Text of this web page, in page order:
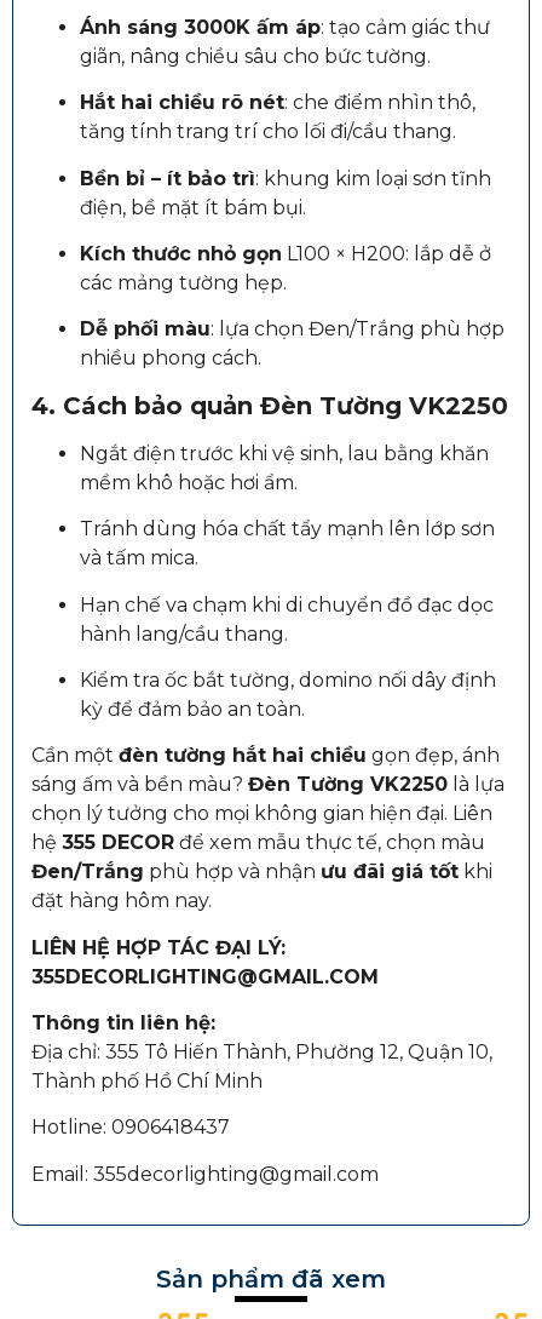
Ánh sáng 3000K ấm áp: tạo cảm giác thư
giãn, nâng chiều sâu cho bức tường.
Hắt hai chiều rõ nét: che điểm nhìn thô,
tăng tính trang trí cho lối đi/cầu thang.
Bền bỉ – ít bảo trì: khung kim loại sơn tĩnh
điện, bề mặt ít bám bụi.
Kích thước nhỏ gọn L100 × H200: lắp dễ ở
các mảng tường hẹp.
Dễ phối màu: lựa chọn Đen/Trắng phù hợp
nhiều phong cách.
4. Cách bảo quản Đèn Tường VK2250
Ngắt điện trước khi vệ sinh, lau bằng khăn
mềm khô hoặc hơi ẩm.
Tránh dùng hóa chất tẩy mạnh lên lớp sơn
và tấm mica.
Hạn chế va chạm khi di chuyển đồ đạc dọc
hành lang/cầu thang.
Kiểm tra ốc bắt tường, domino nối dây định
kỳ để đảm bảo an toàn.
Cần một đèn tường hắt hai chiều gọn đẹp, ánh
sáng ấm và bền màu? Đèn Tường VK2250 là lựa
chọn lý tưởng cho mọi không gian hiện đại. Liên
hệ 355 DECOR để xem mẫu thực tế, chọn màu
Đen/Trắng phù hợp và nhận ưu đãi giá tốt khi
đặt hàng hôm nay.
LIÊN HỆ HỢP TÁC ĐẠI LÝ:
355DECORLIGHTING@GMAIL.COM
Thông tin liên hệ:
Địa chỉ: 355 Tô Hiến Thành, Phường 12, Quận 10,
Thành phố Hồ Chí Minh
Hotline: 0906418437
Email: 355decorlighting@gmail.com
Sản phẩm đã xem